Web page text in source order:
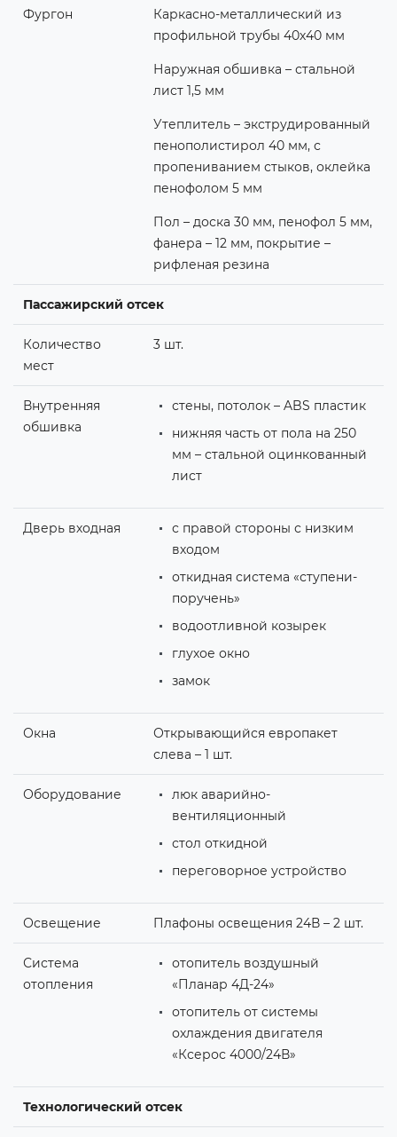
Фургон
Каркасно-металлический из
профильной трубы 40х40 мм
Наружная обшивка – стальной
лист 1,5 мм
Утеплитель – экструдированный
пенополистирол 40 мм, с
пропениванием стыков, оклейка
пенофолом 5 мм
Пол – доска 30 мм, пенофол 5 мм,
фанера – 12 мм, покрытие –
рифленая резина
Пассажирский отсек
Количество
мест
3 шт.
Внутренняя
обшивка
стены, потолок – ABS пластик
нижняя часть от пола на 250
мм – стальной оцинкованный
лист
Дверь входная
с правой стороны с низким
входом
откидная система «ступени-
поручень»
водоотливной козырек
глухое окно
замок
Окна
Открывающийся европакет
слева – 1 шт.
Оборудование
люк аварийно-
вентиляционный
стол откидной
переговорное устройство
Освещение Плафоны освещения 24В – 2 шт.
Система
отопления
отопитель воздушный
«Планар 4Д-24»
отопитель от системы
охлаждения двигателя
«Ксерос 4000/24В»
Технологический отсек